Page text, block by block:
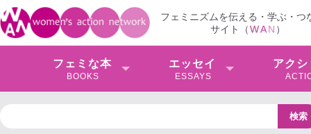
フェミニズムを伝える・学ぶ・つ
サイト（WAN ）
フェミな本
BOOKS
エッセイ
ESSAYS
アクシ